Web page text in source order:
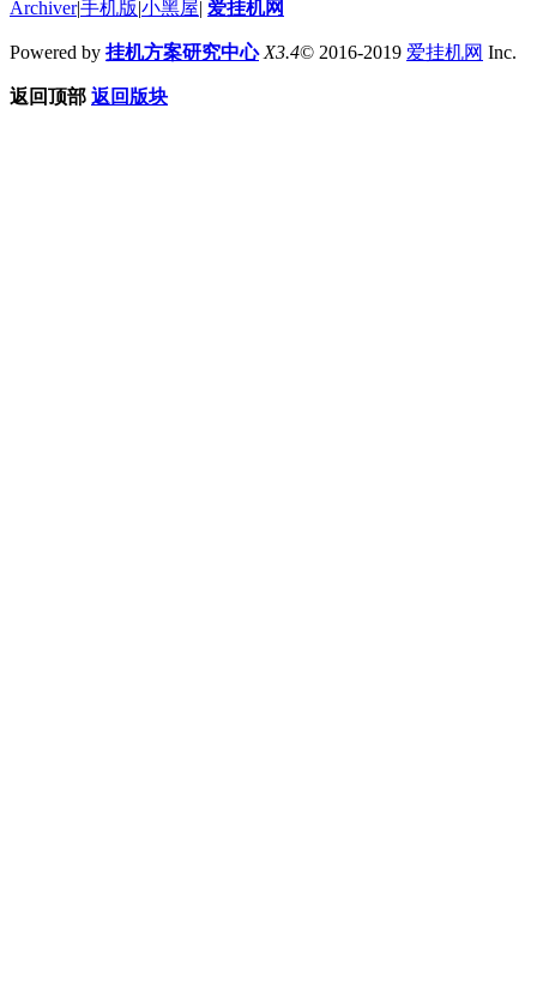
Archiver|手机版|小黑屋| 爱挂机网
Powered by 挂机方案研究中心 X3.4© 2016-2019 爱挂机网 Inc.
返回顶部 返回版块